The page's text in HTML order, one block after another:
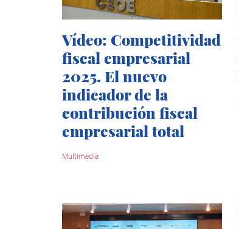
Vídeo: Competitividad
fiscal empresarial
2025. El nuevo
indicador de la
contribución fiscal
empresarial total
Multimedia